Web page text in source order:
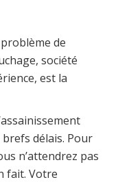
de
société
est la
délais. Pour
n’attendrez pas
fait. Votre